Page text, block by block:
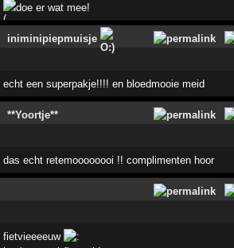
doe er wat mee!
iniminipiepmuisje
echt een superpakje!!!! en bloedmooie meid
**Yoortje**
das echt retemoooooooi !! complimenten hoor
fietvieeeeuw